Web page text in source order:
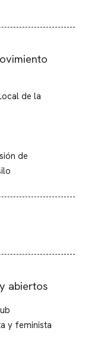
de la
de
abiertos
y feminista